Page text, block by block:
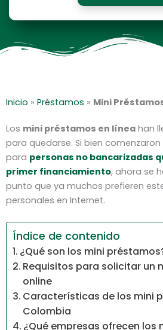
Inicio » Préstamos » Mini
Los mini préstamos en línea han
para quedarse. Si bien
para personas no bancarizadas
primer financiamiento, ahora se
punto que ya muchos prefieren
personales en Internet.
Índice de contenido
¿Qué son los mini
Requisitos para solicitar un
online
Características de los mini
Colombia
¿Qué empresas ofrecen los